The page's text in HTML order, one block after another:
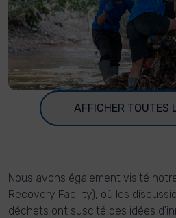
AFFICHER TOUTES
Nous avons également visité
Recovery Facility), où les
déchets ont suscité des idées